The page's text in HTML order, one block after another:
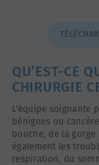
QU’EST-CE
CHIRURGIE
L’équipe soignante
bénignes ou
bouche, de la
également les
respiration, du